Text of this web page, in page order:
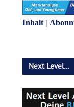
Inhalt |
Next Level…